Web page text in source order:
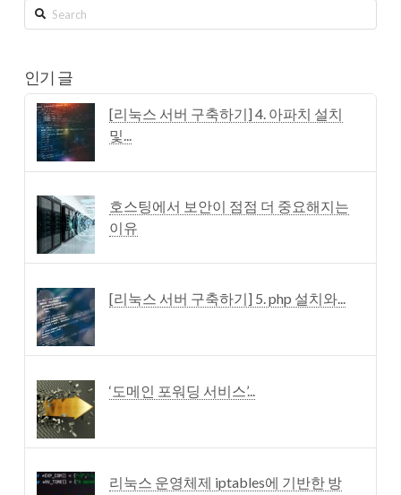
Search
인기 글
[리눅스 서버 구축하기] 4. 아파치 설치
및...
호스팅에서 보안이 점점 더 중요해지는
이유
[리눅스 서버 구축하기] 5. php 설치와...
‘도메인 포워딩 서비스’...
리눅스 운영체제 iptables에 기반한 방